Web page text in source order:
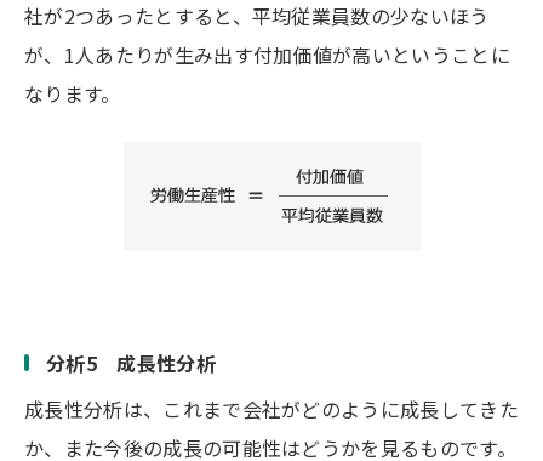
社が2つあったとすると、平均従業員数の少ないほう
が、1人あたりが生み出す付加価値が高いということに
なります。
分析5 成長性分析
成長性分析は、これまで会社がどのように成長してきた
か、また今後の成長の可能性はどうかを見るものです。